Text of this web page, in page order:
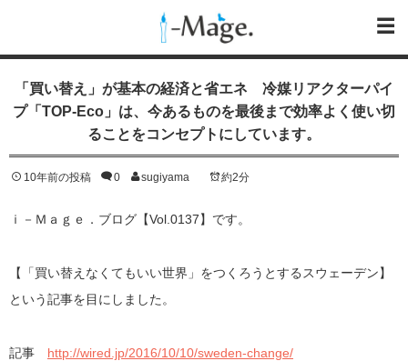
「買い替え」が基本の経済と省エネ 冷媒リアクターパイ
プ「TOP-Eco」は、今あるものを最後まで効率よく使い切
ることをコンセプトにしています。
10年前の投稿 0 sugiyama 約2分
ｉ－Ｍａｇｅ．ブログ【Vol.0137】です。
【「買い替えなくてもいい世界」をつくろうとするスウェーデン】
という記事を目にしました。
記事 http://wired.jp/2016/10/10/sweden-change/